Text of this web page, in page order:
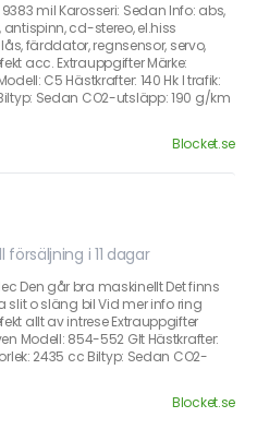
mil Karosseri: Sedan Info: abs,
cd-stereo, el.hiss
färddator, regnsensor, servo,
acc. Extrauppgifter Märke:
C5 Hästkrafter: 140 Hk I trafik:
Sedan CO2-utsläpp: 190 g/km
Blocket.se
försäljning i 11 dagar
Den går bra maskinellt Det finns
slit o släng bil Vid mer info ring
allt av intrese Extrauppgifter
Modell: 854-552 Glt Hästkrafter:
2435 cc Biltyp: Sedan CO2-
Blocket.se